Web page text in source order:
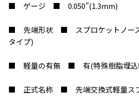
■ ゲージ ■ 0.050”(1.3mm)
■ 先端形状 ■ スプロケットノーズ
タイプ)
■ 軽量の有無 ■ 有(特殊樹脂埋込
■ 正式名称 ■ 先端交換式軽量スプ